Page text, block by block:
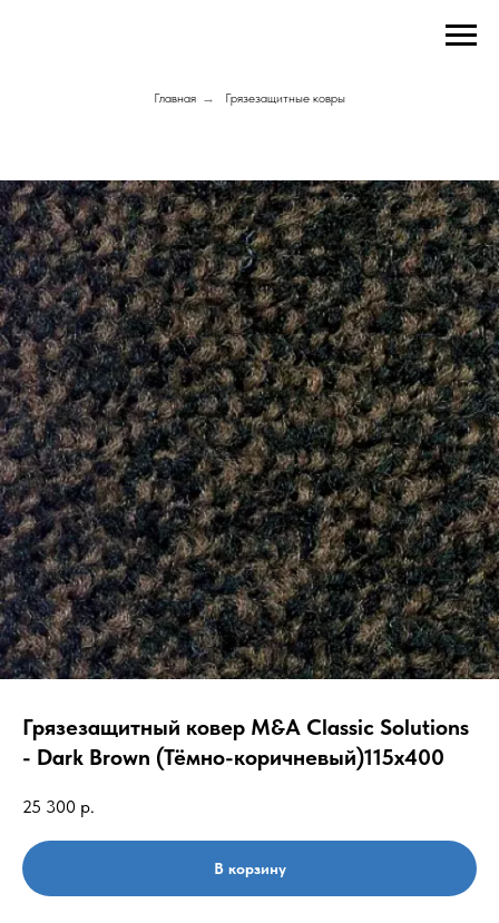
Главная → Грязезащитные ковры
Грязезащитный ковер M&A Classic Solutions
- Dark Brown (Тёмно-коричневый)115x400
25 300 р.
В корзину